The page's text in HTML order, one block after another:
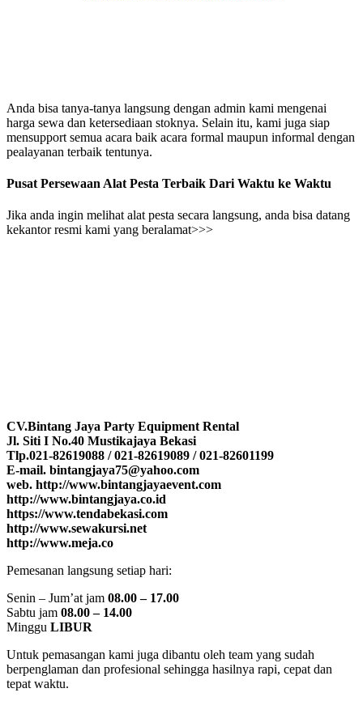
Anda bisa tanya-tanya langsung dengan admin kami mengenai
harga sewa dan ketersediaan stoknya. Selain itu, kami juga siap
mensupport semua acara baik acara formal maupun informal dengan
pealayanan terbaik tentunya.
Pusat Persewaan Alat Pesta Terbaik Dari Waktu ke Waktu
Jika anda ingin melihat alat pesta secara langsung, anda bisa datang
kekantor resmi kami yang beralamat>>>
CV.Bintang Jaya Party Equipment Rental
Jl. Siti I No.40 Mustikajaya Bekasi
Tlp.021-82619088 / 021-82619089 / 021-82601199
E-mail. bintangjaya75@yahoo.com
web. http://www.bintangjayaevent.com
http://www.bintangjaya.co.id
https://www.tendabekasi.com
http://www.sewakursi.net
http://www.meja.co
Pemesanan langsung setiap hari:
Senin – Jum’at jam 08.00 – 17.00
Sabtu jam 08.00 – 14.00
Minggu LIBUR
Untuk pemasangan kami juga dibantu oleh team yang sudah
berpenglaman dan profesional sehingga hasilnya rapi, cepat dan
tepat waktu.